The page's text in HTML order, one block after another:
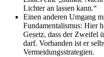
Lichter an lassen kann.“
Einen anderen Umgang
Fundamentalismus: Hier
Gesetz, dass der Zweifel
darf. Vorhanden ist er
Vermeidungsstrategien.